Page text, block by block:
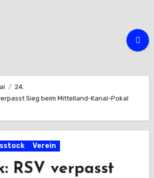
24.
Sieg beim Mittelland-Kanal-Pokal
Verein
RSV verpasst